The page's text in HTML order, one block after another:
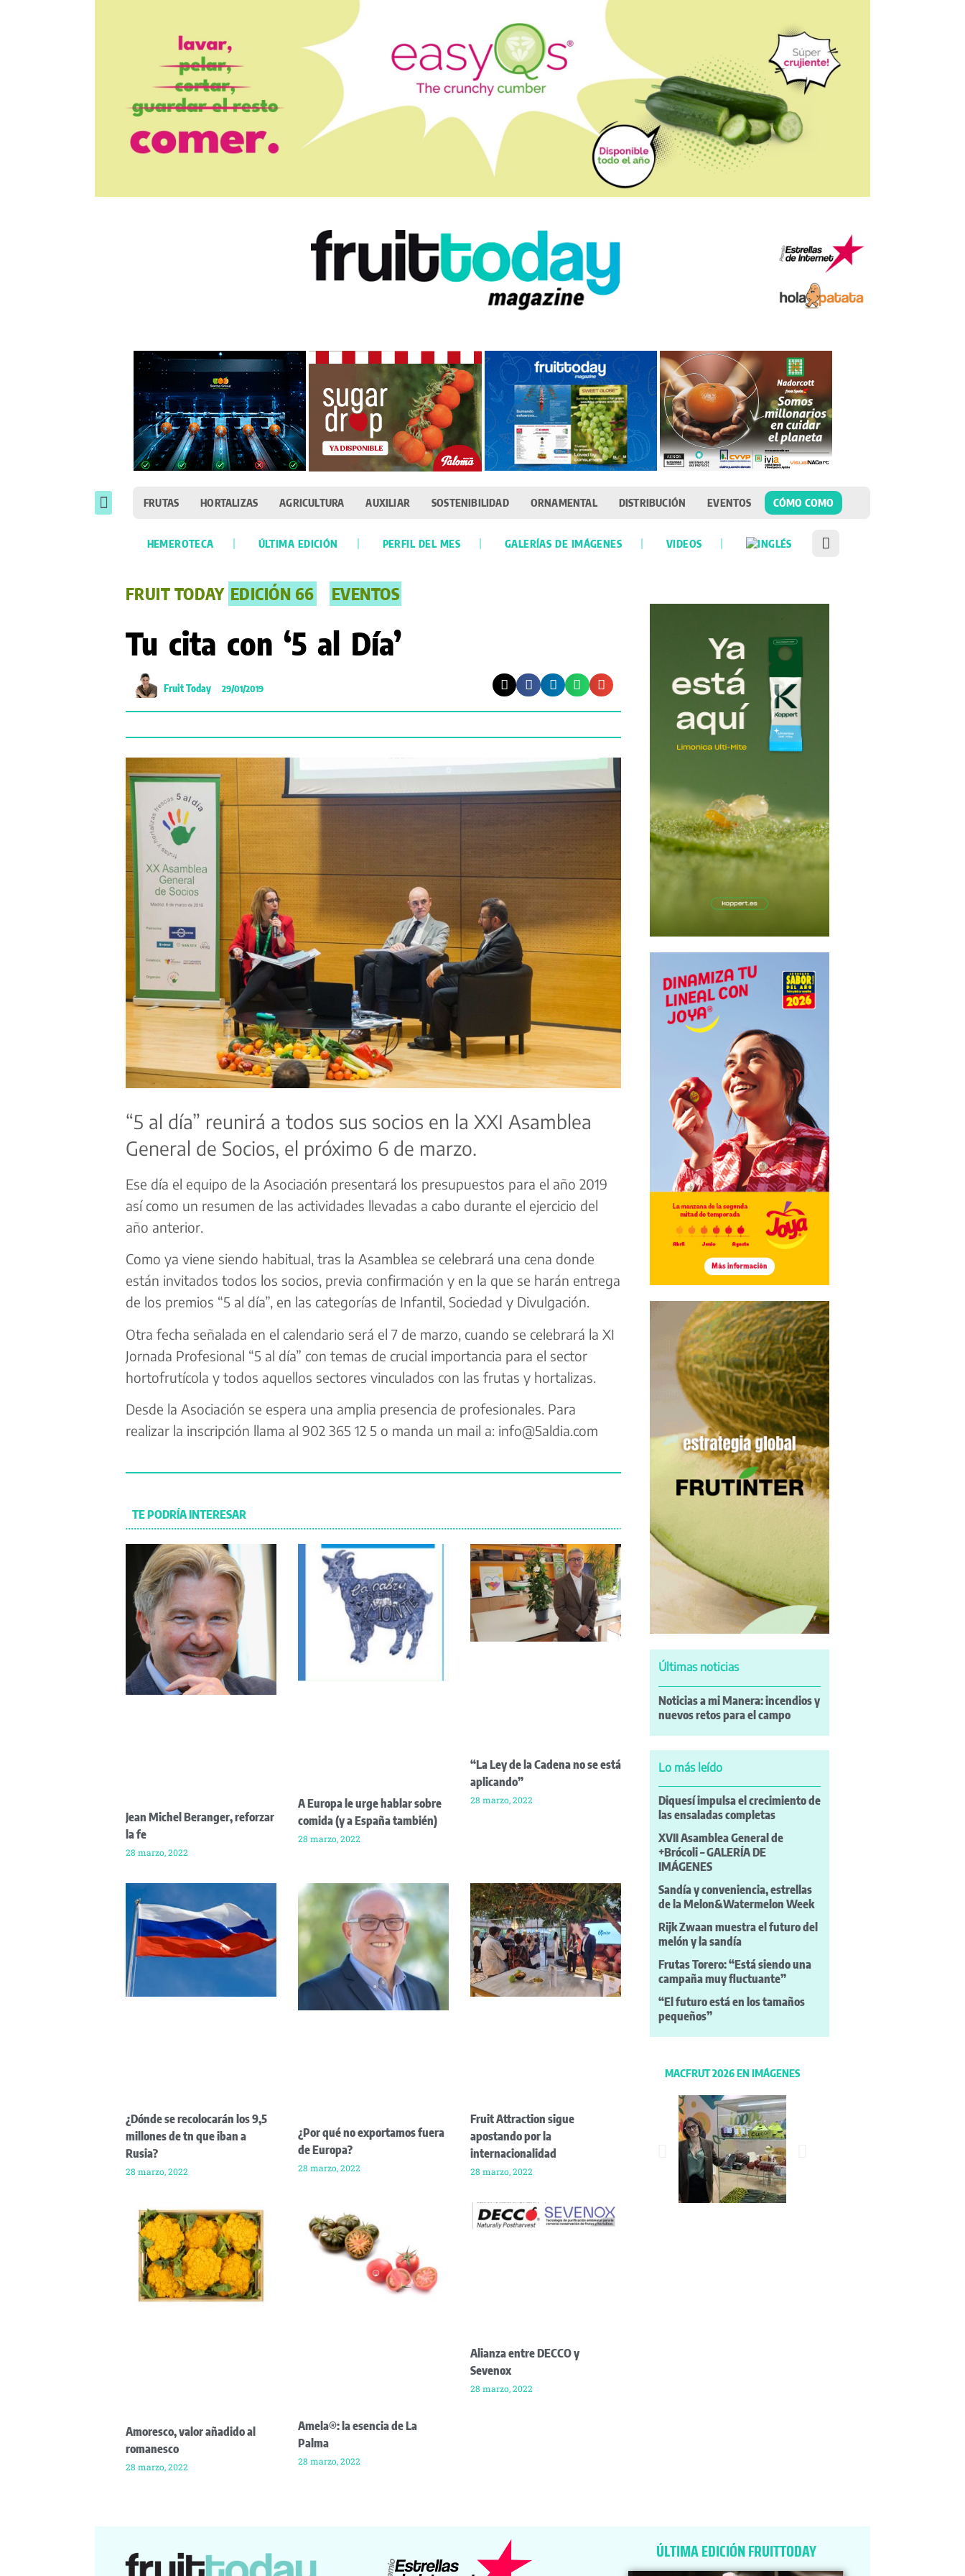
FRUTAS HORTALIZAS AGRICULTURA AUXILIAR SOSTENIBILIDAD ORNAMENTAL DISTRIBUCIÓN EVENTOS CÓMO COMO
HEMEROTECA ÚLTIMA EDICIÓN PERFIL DEL MES GALERÍAS DE IMÁGENES VIDEOS
FRUIT TODAY EDICIÓN 66 EVENTOS
Tu cita con ‘5 al Día’
Fruit Today 29/01/2019
“5 al día” reunirá a todos sus socios en la XXI Asamblea
General de Socios, el próximo 6 de marzo.
Ese día el equipo de la Asociación presentará los presupuestos para el año 2019
así como un resumen de las actividades llevadas a cabo durante el ejercicio del
año anterior.
Como ya viene siendo habitual, tras la Asamblea se celebrará una cena donde
están invitados todos los socios, previa confirmación y en la que se harán entrega
de los premios “5 al día”, en las categorías de Infantil, Sociedad y Divulgación.
Otra fecha señalada en el calendario será el 7 de marzo, cuando se celebrará la XI
Jornada Profesional “5 al día” con temas de crucial importancia para el sector
hortofrutícola y todos aquellos sectores vinculados con las frutas y hortalizas.
Desde la Asociación se espera una amplia presencia de profesionales. Para
realizar la inscripción llama al 902 365 12 5 o manda un mail a: info@5aldia.com
TE PODRÍA INTERESAR
Jean Michel Beranger, reforzar
la fe
28 marzo, 2022
A Europa le urge hablar sobre
comida (y a España también)
28 marzo, 2022
“La Ley de la Cadena no se está
aplicando”
28 marzo, 2022
¿Dónde se recolocarán los 9,5
millones de tn que iban a
Rusia?
28 marzo, 2022
¿Por qué no exportamos fuera
de Europa?
28 marzo, 2022
Fruit Attraction sigue
apostando por la
internacionalidad
28 marzo, 2022
Amoresco, valor añadido al
romanesco
28 marzo, 2022
Amela®: la esencia de La
Palma
28 marzo, 2022
Alianza entre DECCO y
Sevenox
28 marzo, 2022
Últimas noticias
Noticias a mi Manera: incendios y
nuevos retos para el campo
Lo más leído
Diquesí impulsa el crecimiento de
las ensaladas completas
XVII Asamblea General de
+Brócoli – GALERÍA DE
IMÁGENES
Sandía y conveniencia, estrellas
de la Melon&Watermelon Week
Rijk Zwaan muestra el futuro del
melón y la sandía
Frutas Torero: “Está siendo una
campaña muy fluctuante”
“El futuro está en los tamaños
pequeños”
MACFRUT 2026 EN IMÁGENES
ÚLTIMA EDICIÓN FRUITTODAY